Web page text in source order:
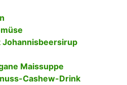
Johannisbeersirup
Maissuppe
Cashew-Drink